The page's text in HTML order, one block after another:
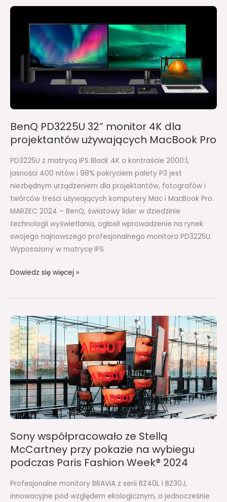
BenQ PD3225U 32” monitor 4K dla
projektantów używających MacBook Pro
PD3225U z matrycą IPS Black 4K o kontraście 2000:1,
jasności 400 nitów i 98% pokryciem palety P3 jest
niezbędnym urządzeniem dla projektantów, fotografów i
twórców treści używających komputery Mac i MacBook Pro.
MARZEC 2024 – BenQ, światowy lider w dziedzinie
technologii wyświetlania, ogłosił wprowadzenie na rynek
swojego najnowszego profesjonalnego monitora PD3225U.
Wyposażony w matrycę IPS
BenQ
PD3225U
monitor
projektantów
Pro
Dowiedz się więcej »
Sony współpracowało ze Stellą
McCartney przy pokazie na wybiegu
podczas Paris Fashion Week® 2024
Profesjonalne monitory BRAVIA z serii BZ40L i BZ30J,
innowacyjne pod względem ekologicznym, a jednocześnie
Sony
współpracowało
ze
Stellą
McCartney
przy
pokazie
na
podczas
Paris
Fashion
2024